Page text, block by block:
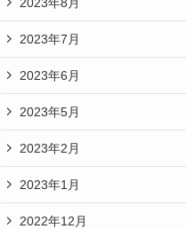
2023年7月
2023年6月
2023年5月
2023年2月
2023年1月
2022年12月